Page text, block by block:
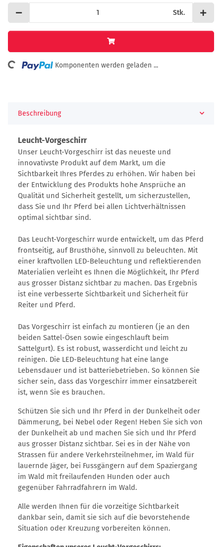
Stk.
Loading... Komponenten werden geladen ...
Beschreibung
Leucht-Vorgeschirr
Unser Leucht-Vorgeschirr ist das neueste und
innovativste Produkt auf dem Markt, um die
Sichtbarkeit Ihres Pferdes zu erhöhen. Wir haben bei
der Entwicklung des Produkts hohe Ansprüche an
Qualität und Sicherheit gestellt, um sicherzustellen,
dass Sie und Ihr Pferd bei allen Lichtverhältnissen
optimal sichtbar sind.
Das Leucht-Vorgeschirr wurde entwickelt, um das Pferd
frontseitig, auf Brusthöhe, sinnvoll zu beleuchten. Mit
einer kraftvollen LED-Beleuchtung und reflektierenden
Materialien verleiht es Ihnen die Möglichkeit, Ihr Pferd
aus grosser Distanz sichtbar zu machen. Das Ergebnis
ist eine verbesserte Sichtbarkeit und Sicherheit für
Reiter und Pferd.
Das Vorgeschirr ist einfach zu montieren (je an den
beiden Sattel-Ösen sowie eingeschlauft beim
Sattelgurt). Es ist robust, wasserdicht und leicht zu
reinigen. Die LED-Beleuchtung hat eine lange
Lebensdauer und ist batteriebetrieben. So können Sie
sicher sein, dass das Vorgeschirr immer einsatzbereit
ist, wenn Sie es brauchen.
Schützen Sie sich und Ihr Pferd in der Dunkelheit oder
Dämmerung, bei Nebel oder Regen! Heben Sie sich von
der Dunkelheit ab und machen Sie sich und Ihr Pferd
aus grosser Distanz sichtbar. Sei es in der Nähe von
Strassen für andere Verkehrsteilnehmer, im Wald für
lauernde Jäger, bei Fussgängern auf dem Spaziergang
im Wald mit freilaufenden Hunden oder auch
gegenüber Fahrradfahrern im Wald.
Alle werden Ihnen für die vorzeitige Sichtbarkeit
dankbar sein, damit sie sich auf die bevorstehende
Situation oder Kreuzung vorbereiten können.